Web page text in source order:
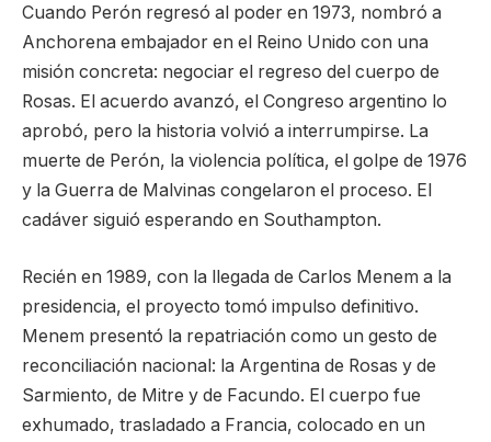
Cuando Perón regresó al poder en 1973, nombró a
Anchorena embajador en el Reino Unido con una
misión concreta: negociar el regreso del cuerpo de
Rosas. El acuerdo avanzó, el Congreso argentino lo
aprobó, pero la historia volvió a interrumpirse. La
muerte de Perón, la violencia política, el golpe de 1976
y la Guerra de Malvinas congelaron el proceso. El
cadáver siguió esperando en Southampton.
Recién en 1989, con la llegada de Carlos Menem a la
presidencia, el proyecto tomó impulso definitivo.
Menem presentó la repatriación como un gesto de
reconciliación nacional: la Argentina de Rosas y de
Sarmiento, de Mitre y de Facundo. El cuerpo fue
exhumado, trasladado a Francia, colocado en un